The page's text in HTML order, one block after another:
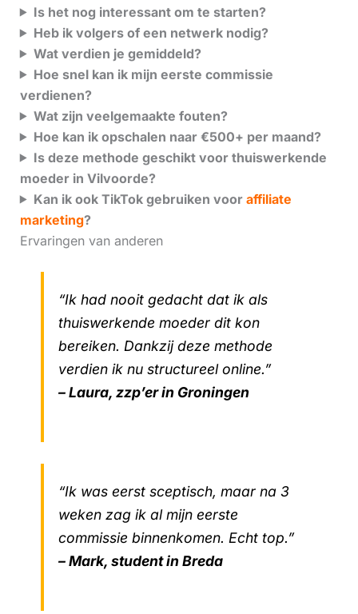
Is het nog interessant om te starten?
Heb ik volgers of een netwerk nodig?
Wat verdien je gemiddeld?
Hoe snel kan ik mijn eerste commissie
verdienen?
Wat zijn veelgemaakte fouten?
Hoe kan ik opschalen naar €500+ per maand?
Is deze methode geschikt voor thuiswerkende
moeder in Vilvoorde?
Kan ik ook TikTok gebruiken voor affiliate
marketing?
Ervaringen van anderen
“Ik had nooit gedacht dat ik als
thuiswerkende moeder dit kon
bereiken. Dankzij deze methode
verdien ik nu structureel online.”
– Laura, zzp’er in Groningen
“Ik was eerst sceptisch, maar na 3
weken zag ik al mijn eerste
commissie binnenkomen. Echt top.”
– Mark, student in Breda